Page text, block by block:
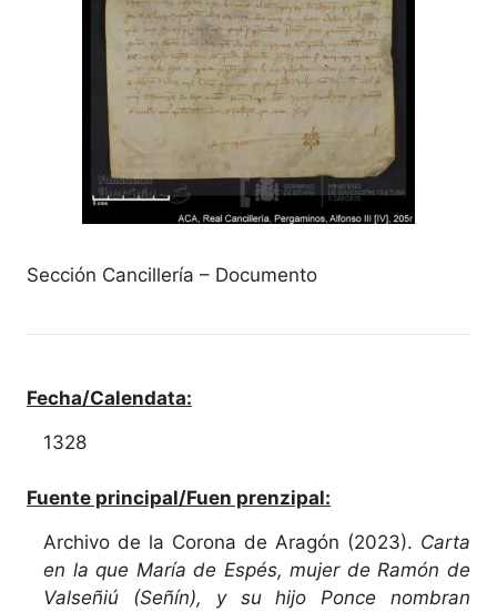
Sección Cancillería – Documento
Fecha/Calendata:
1328
Fuente principal/Fuen prenzipal:
Archivo de la Corona de Aragón (2023). Carta
en la que María de Espés, mujer de Ramón de
Valseñiú (Señín), y su hijo Ponce nombran